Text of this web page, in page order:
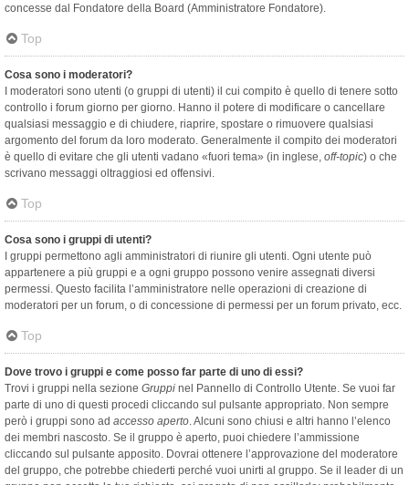
concesse dal Fondatore della Board (Amministratore Fondatore).
Top
Cosa sono i moderatori?
I moderatori sono utenti (o gruppi di utenti) il cui compito è quello di tenere sotto
controllo i forum giorno per giorno. Hanno il potere di modificare o cancellare
qualsiasi messaggio e di chiudere, riaprire, spostare o rimuovere qualsiasi
argomento del forum da loro moderato. Generalmente il compito dei moderatori
è quello di evitare che gli utenti vadano «fuori tema» (in inglese, off-topic) o che
scrivano messaggi oltraggiosi ed offensivi.
Top
Cosa sono i gruppi di utenti?
I gruppi permettono agli amministratori di riunire gli utenti. Ogni utente può
appartenere a più gruppi e a ogni gruppo possono venire assegnati diversi
permessi. Questo facilita l’amministratore nelle operazioni di creazione di
moderatori per un forum, o di concessione di permessi per un forum privato, ecc.
Top
Dove trovo i gruppi e come posso far parte di uno di essi?
Trovi i gruppi nella sezione Gruppi nel Pannello di Controllo Utente. Se vuoi far
parte di uno di questi procedi cliccando sul pulsante appropriato. Non sempre
però i gruppi sono ad accesso aperto. Alcuni sono chiusi e altri hanno l’elenco
dei membri nascosto. Se il gruppo è aperto, puoi chiedere l’ammissione
cliccando sul pulsante apposito. Dovrai ottenere l’approvazione del moderatore
del gruppo, che potrebbe chiederti perché vuoi unirti al gruppo. Se il leader di un